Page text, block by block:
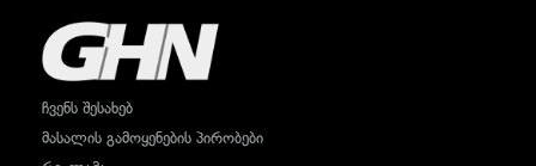
ჩვენს შესახებ
მასალის გამოყენების პირობები